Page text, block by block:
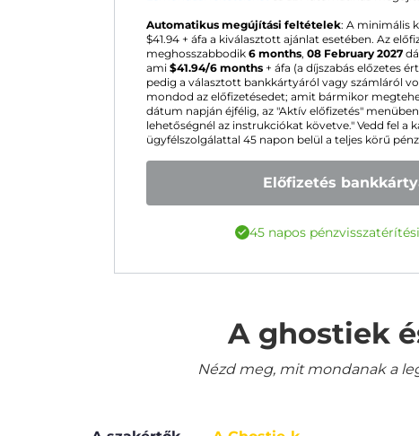
Automatikus megújítási feltételek: A minimális
$41.94 + áfa a kiválasztott ajánlat esetében. Az
meghosszabbodik 6 months, 08 February 2027
ami $41.94/6 months + áfa (a díjszabás előzetes
pedig a választott bankkártyáról vagy számláról
mondod az előfizetésedet; amit bármikor
dátum napján éjfélig, az "Aktív előfizetés"
lehetőségnél az instrukciókat követve." Vedd fel a
ügyfélszolgálattal 45 napon belül a teljes körű
Előfizetés
45 napos
A ghostiek
Nézd meg, mit mondanak a